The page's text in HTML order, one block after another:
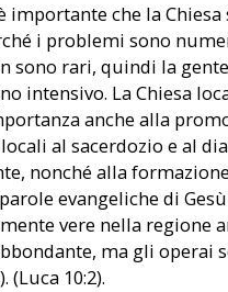
importante che la Chiesa
i problemi sono
sono rari, quindi la
intensivo. La Chiesa
anche alla
al sacerdozio e al
nonché alla
evangeliche di
vere nella regione
ma gli operai
(Luca 10:2).